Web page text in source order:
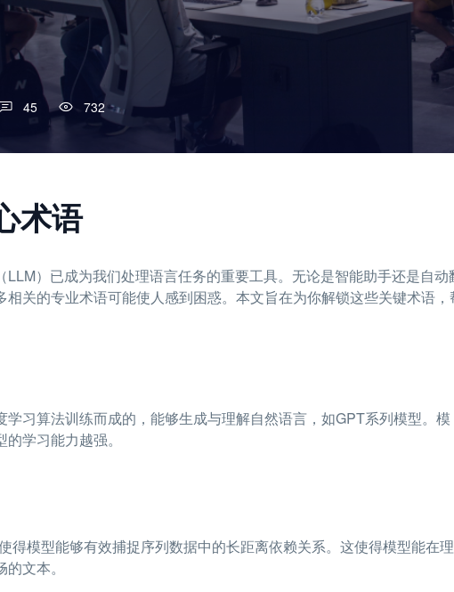
45 732
术语
）已成为我们处理语言任务的重要工具。无论是智能助手还是自动
关的专业术语可能使人感到困惑。本文旨在为你解锁这些关键术语，
习算法训练而成的，能够生成与理解自然语言，如GPT系列模型。模
学习能力越强。
得模型能够有效捕捉序列数据中的长距离依赖关系。这使得模型能在理
文本。